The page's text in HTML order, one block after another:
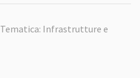
Tematica: Infrastrutture e